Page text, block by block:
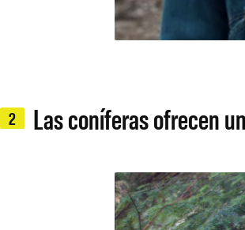
2 Las coníferas ofrecen